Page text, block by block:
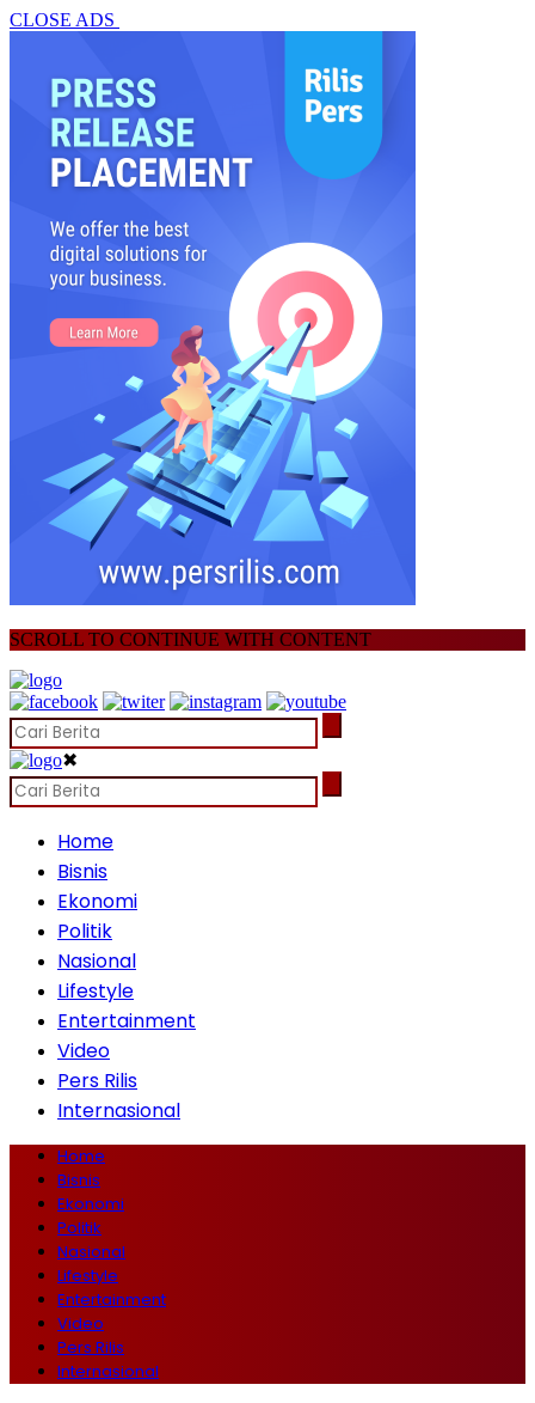
CLOSE ADS
SCROLL TO CONTINUE WITH CONTENT
✖
Home
Bisnis
Ekonomi
Politik
Nasional
Lifestyle
Entertainment
Video
Pers Rilis
Internasional
Home
Bisnis
Ekonomi
Politik
Nasional
Lifestyle
Entertainment
Video
Pers Rilis
Internasional